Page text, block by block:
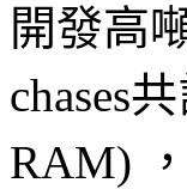
開發高
chases
RAM)